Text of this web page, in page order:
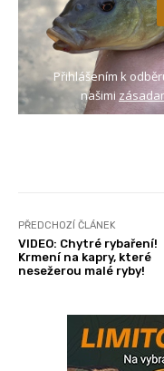
Přihlášením k
našimi
PŘEDCHOZÍ ČLÁNEK
VIDEO: Chytré rybaření!
Krmení na kapry, které
nesežerou malé ryby!